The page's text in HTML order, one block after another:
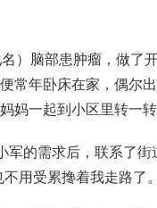
）脑部患肿瘤，做了
常年卧床在家，偶尔
妈一起到小区里转一
军的需求后，联系了
用受累搀着我走路了